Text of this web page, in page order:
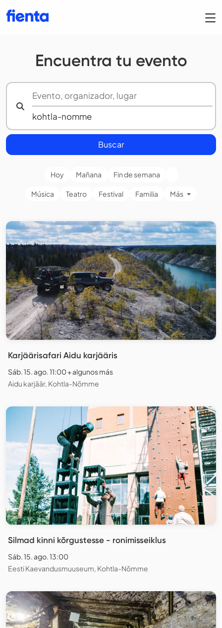
Encuentra tu evento
Buscar
Hoy Mañana Fin de semana
Música Teatro Festival Familia Más
Karjäärisafari Aidu karjääris
Sáb. 15. ago. 11:00 + algunos más
Aidu karjäär, Kohtla-Nõmme
Silmad kinni kõrgustesse - ronimisseiklus
Sáb. 15. ago. 13:00
Eesti Kaevandusmuuseum, Kohtla-Nõmme